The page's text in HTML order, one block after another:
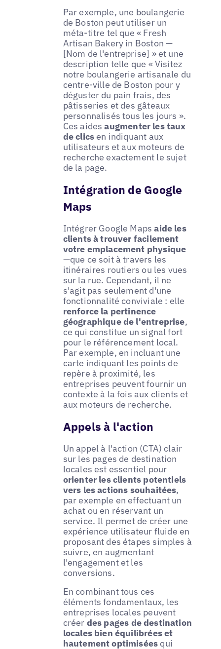
Par exemple, une boulangerie
de Boston peut utiliser un
méta-titre tel que « Fresh
Artisan Bakery in Boston —
[Nom de l'entreprise] » et une
description telle que « Visitez
notre boulangerie artisanale du
centre-ville de Boston pour y
déguster du pain frais, des
pâtisseries et des gâteaux
personnalisés tous les jours ».
Ces aidesaugmenter les taux
de clics en indiquant aux
utilisateurs et aux moteurs de
recherche exactement le sujet
de la page.
Intégration de Google
Maps
Intégrer Google Maps aide les
clients à trouver facilement
votre emplacement physique
—que ce soit à travers les
itinéraires routiers ou les vues
sur la rue. Cependant, il ne
s'agit pas seulement d'une
fonctionnalité conviviale : elle
renforce la pertinence
géographique de l'entreprise,
ce qui constitue un signal fort
pour le référencement local.
Par exemple, en incluant une
carte indiquant les points de
repère à proximité, les
entreprises peuvent fournir un
contexte à la fois aux clients et
aux moteurs de recherche.
Appels à l'action
Un appel à l'action (CTA) clair
sur les pages de destination
locales est essentiel pour
orienter les clients potentiels
vers les actions souhaitées,
par exemple en effectuant un
achat ou en réservant un
service. Il permet de créer une
expérience utilisateur fluide en
proposant des étapes simples à
suivre, en augmentant
l'engagement et les
conversions.
En combinant tous ces
éléments fondamentaux, les
entreprises locales peuvent
créer des pages de destination
locales bien équilibrées et
hautement optimisées qui